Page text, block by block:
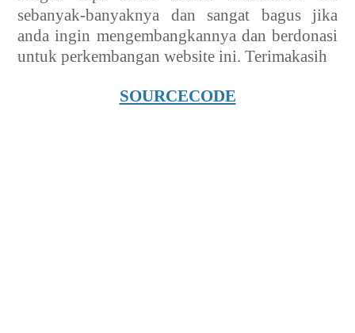
sebanyak-banyaknya dan sangat bagus jika
anda ingin mengembangkannya dan berdonasi
untuk perkembangan website ini. Terimakasih
SOURCECODE